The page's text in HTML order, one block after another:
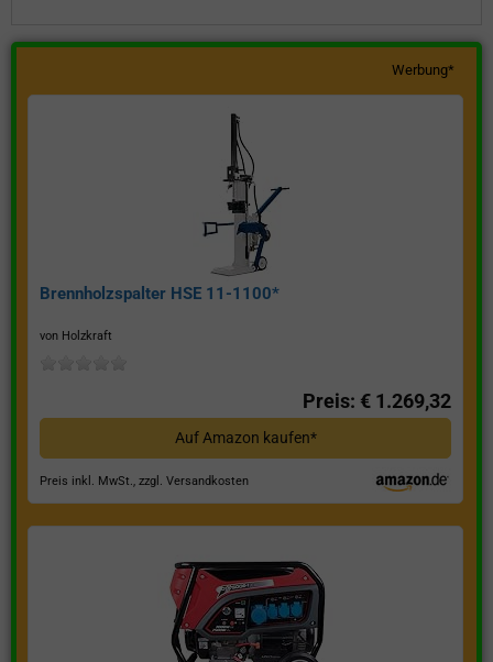
Werbung*
Brennholzspalter HSE 11-1100*
von Holzkraft
Preis: € 1.269,32
Auf Amazon kaufen*
Preis inkl. MwSt., zzgl. Versandkosten